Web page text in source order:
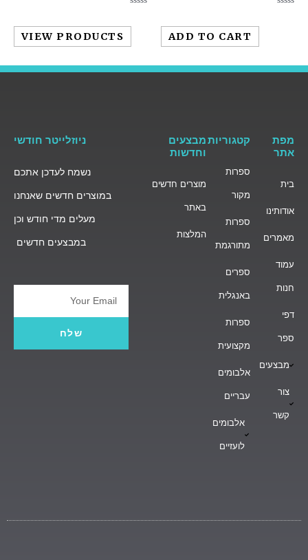
ADD TO CART
VIEW PRODUCTS
מפת
אתר
בית
אודותינו
מאמרים
עמוד
חנות
דפי
ספר
מבצעים
צור
קשר
קטגוריות
ספרות
מקור
ספרות
מתורגמת
ספרים
באנגלית
ספרות
מקצועית
אלבומים
עבריים
אלבומים
לועזיים
מבצעים
וחדשות
מוצרים חדשים
באתר
המלצות
ניוזלייטר חודשי
נשמח לעדכן אתכם
במוצרים חדשים שאנחנו
מעלים מדי חודש וכן
במבצעים חדשים
Email
שלח